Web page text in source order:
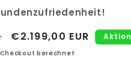
Verkaufspreis
€2.199,00 EUR Aktion
berechnet